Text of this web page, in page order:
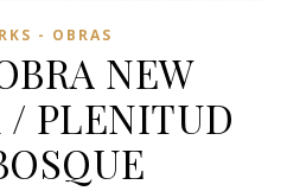
- OBRAS
NEW
/ PLENITUD